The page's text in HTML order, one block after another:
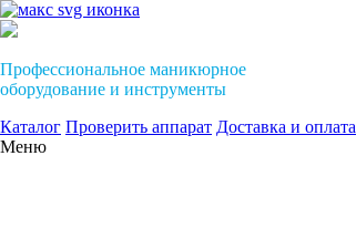
Профессиональное маникюрное
оборудование и инструменты
Каталог Проверить аппарат Доставка и оплата
Меню